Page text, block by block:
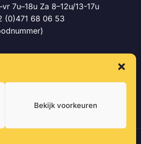
Bekijk voorkeuren
7u–18u Za 8–12u/13-17u
(0)471 68 06 53